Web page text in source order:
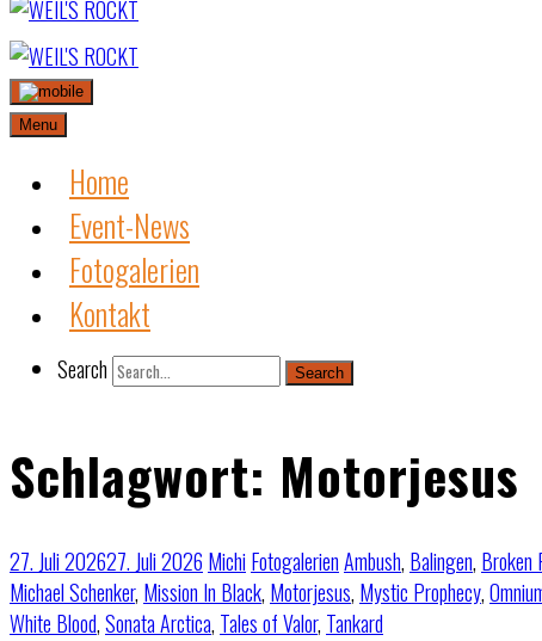
Skip
to
content
Menu
Home
Event-News
Fotogalerien
Kontakt
Search Search
Schlagwort: Motorjesus
27. Juli 202627. Juli 2026 Michi FotogalerienAmbush, Balingen, Broken
Michael Schenker, Mission In Black, Motorjesus, Mystic Prophecy,
White Blood,Sonata Arctica, Tales of Valor, Tankard